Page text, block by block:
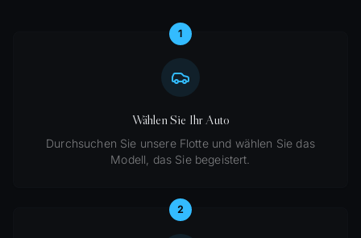
1
Wählen Sie Ihr Auto
Durchsuchen Sie unsere Flotte und wählen Sie das
Modell, das Sie begeistert.
2